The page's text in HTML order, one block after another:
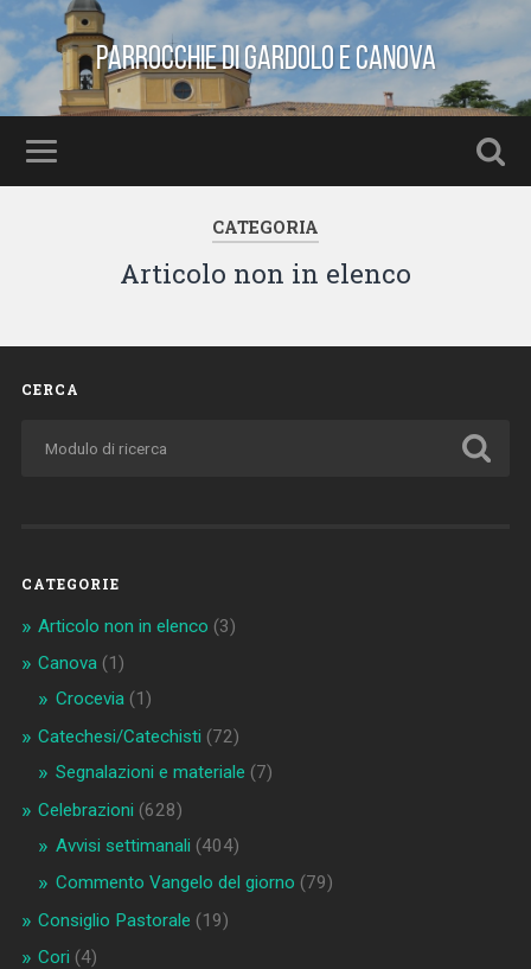
Parrocchie di Gardolo e Canova
CATEGORIA
Articolo non in elenco
CERCA
CATEGORIE
Articolo non in elenco (3)
Canova(1)
Crocevia(1)
Catechesi/Catechisti (72)
Segnalazioni e materiale (7)
Celebrazioni (628)
Avvisi settimanali (404)
Commento Vangelo del giorno (79)
Consiglio Pastorale (19)
Cori (4)